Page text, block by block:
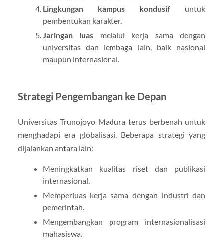
Lingkungan kampus kondusif untuk
pembentukan karakter.
Jaringan luas melalui kerja sama dengan
universitas dan lembaga lain, baik nasional
maupun internasional.
Strategi Pengembangan ke Depan
Universitas Trunojoyo Madura terus berbenah untuk
menghadapi era globalisasi. Beberapa strategi yang
dijalankan antara lain:
Meningkatkan kualitas riset dan publikasi
internasional.
Memperluas kerja sama dengan industri dan
pemerintah.
Mengembangkan program internasionalisasi
mahasiswa.